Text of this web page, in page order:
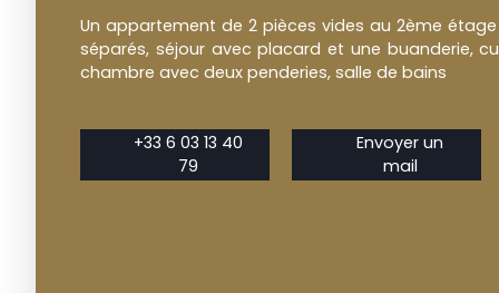
Un appartement de 2 pièces vides au 2ème
séparés, séjour avec placard et une buanderie,
chambre avec deux penderies, salle de bains
+33 6 03 13 40
79
Envoyer un
mail